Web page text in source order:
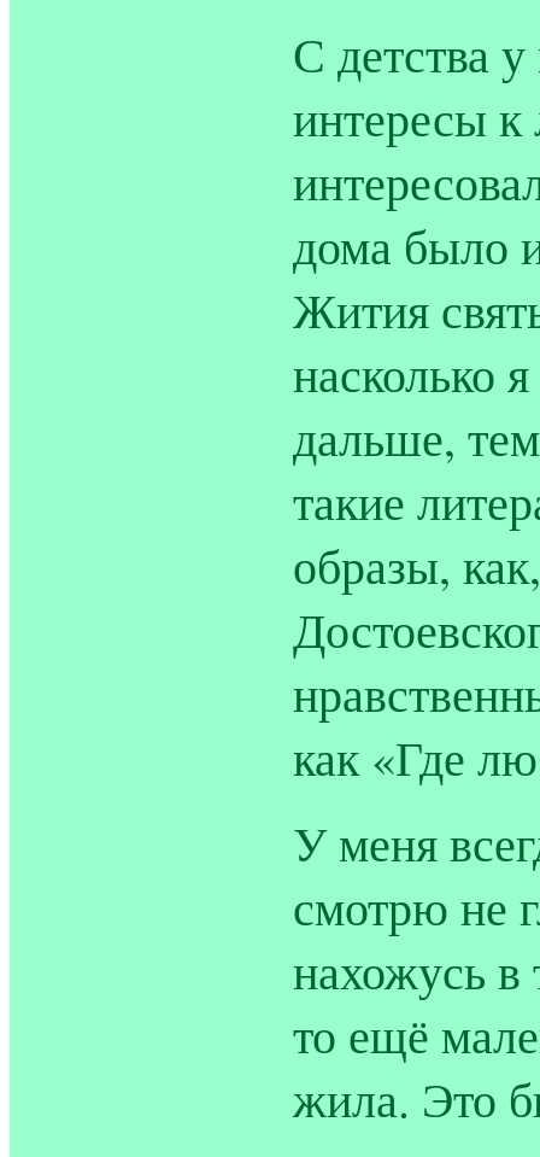
С детства
интересы к
дома было
Жития
насколько
дальше,
такие
образы,
как «Где
У меня
смотрю не
нахожусь в
то ещё
жила. Это